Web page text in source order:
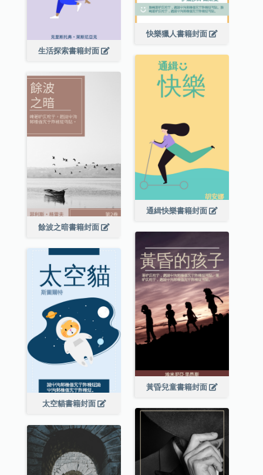
快樂獵人書籍封面
生活探索書籍封面
通緝快樂書籍封面
餘波之暗書籍封面
黃昏兒童書籍封面
太空貓書籍封面